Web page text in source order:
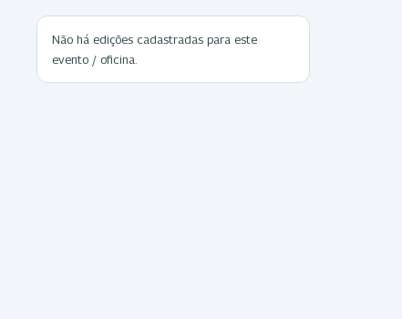
Não há edições cadastradas para este
evento / oficina.